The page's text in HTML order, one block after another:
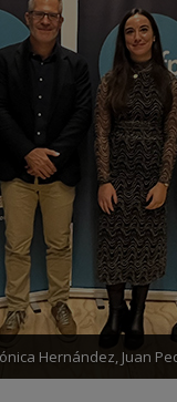
Hernández, Juan